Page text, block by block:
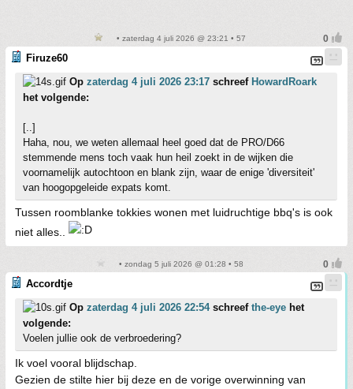
• zaterdag 4 juli 2026 @ 23:21 • 57
Firuze60
Op zaterdag 4 juli 2026 23:17 schreef HowardRoark
het volgende:
[..]
Haha, nou, we weten allemaal heel goed dat de PRO/D66
stemmende mens toch vaak hun heil zoekt in de wijken die
voornamelijk autochtoon en blank zijn, waar de enige 'diversiteit'
van hoogopgeleide expats komt.
Tussen roomblanke tokkies wonen met luidruchtige bbq's is ook
niet alles..
• zondag 5 juli 2026 @ 01:28 • 58
Accordtje
Op zaterdag 4 juli 2026 22:54schreef the-eye het
volgende:
Voelen jullie ook de verbroedering?
Ik voel vooral blijdschap.
Gezien de stilte hier bij deze en de vorige overwinning van